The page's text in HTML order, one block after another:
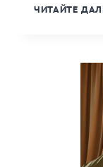
ЧИТАЙТЕ